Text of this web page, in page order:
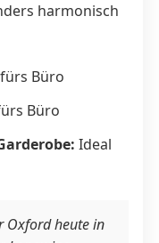
harmonisch
Büro
Büro
Ideal
Oxford heute in